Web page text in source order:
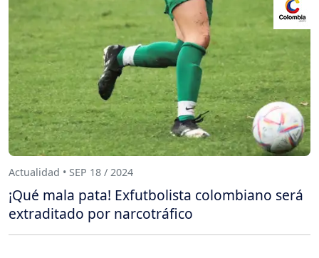
Actualidad • SEP 18 / 2024
¡Qué mala pata! Exfutbolista colombiano será
extraditado por narcotráfico